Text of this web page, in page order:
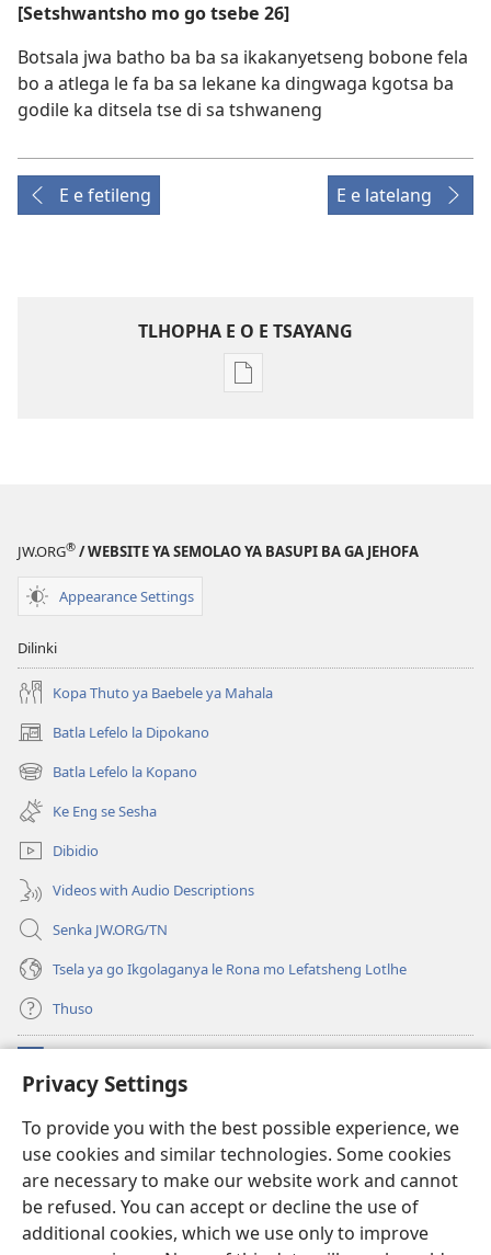
Privacy Settings
To provide you with the best possible experience, we
use cookies and similar technologies. Some cookies
are necessary to make our website work and cannot
be refused. You can accept or decline the use of
additional cookies, which we use only to improve
[Setshwantsho mo go tsebe 26]
Botsala jwa batho ba ba sa ikakanyetseng bobone fela
bo a atlega le fa ba sa lekane ka dingwaga kgotsa ba
godile ka ditsela tse di sa tshwaneng
E e fetileng E e latelang
TLHOPHA E O E TSAYANG
Ditsela
ileketeroniki
JW.ORG® / WEBSITE YA SEMOLAO YA BASUPI BA GA JEHOFA
Appearance Settings
Dilinki
Kopa Thuto ya Baebele ya Mahala
Batla Lefelo la Dipokano
(e
bula
tsebe
nngwe)
Batla Lefelo la Kopano
(e
bula
tsebe
e
nngwe)
Ke Eng se Sesha
Dibidio
Videos with Audio Descriptions
Senka JW.ORG/TN
Tsela ya go Ikgolaganya le Rona mo Lefatsheng Lotlhe
Thuso
(e
bula
nngwe)
LAEBORARI YA MO INTERNET
(e
bula
tsebe
e
nngwe)
JW Hub
(e
bula
tsebe
e
App ya JW Library